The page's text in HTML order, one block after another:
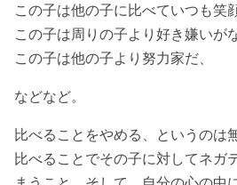
この子は他の子に比べていつも笑
この子は周りの子より好き嫌いが
この子は他の子より努力家だ、
などなど。
比べることをやめる、というのは
比べることでその子に対してネガ